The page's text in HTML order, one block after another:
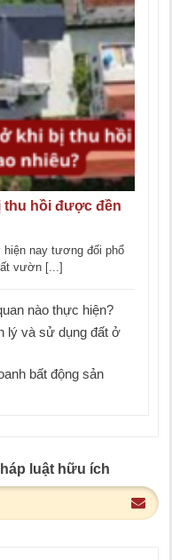
thu hồi được đền
nay tương đối phổ
vườn [...]
nào thực hiện?
lý và sử dụng đất ở
bất động sản
luật hữu ích